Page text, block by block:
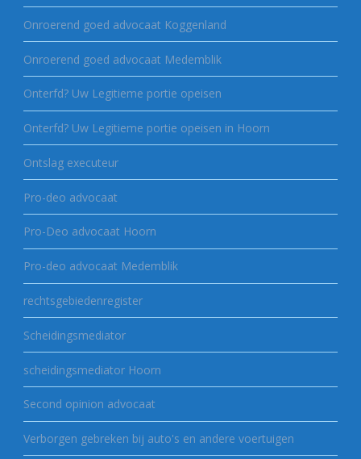
Onroerend goed advocaat Koggenland
Onroerend goed advocaat Medemblik
Onterfd? Uw Legitieme portie opeisen
Onterfd? Uw Legitieme portie opeisen in Hoorn
Ontslag executeur
Pro-deo advocaat
Pro-Deo advocaat Hoorn
Pro-deo advocaat Medemblik
rechtsgebiedenregister
Scheidingsmediator
scheidingsmediator Hoorn
Second opinion advocaat
Verborgen gebreken bij auto's en andere voertuigen